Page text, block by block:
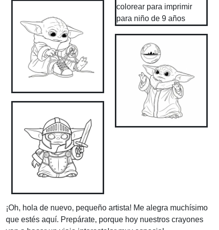
¡Oh, hola de nuevo, pequeño artista! Me alegra muchísimo
que estés aquí. Prepárate, porque hoy nuestros crayones